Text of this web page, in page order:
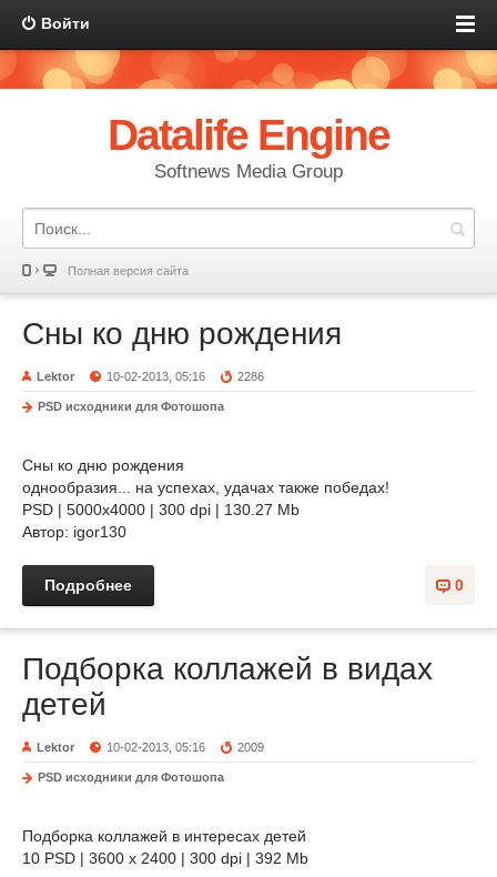
Войти
Datalife Engine
Softnews Media Group
Полная версия сайта
Сны ко дню рождения
Lektor 10-02-2013, 05:16 2286
PSD исходники для Фотошопа
Сны ко дню рождения
однообразия... на успехах, удачах также победах!
PSD | 5000x4000 | 300 dpi | 130.27 Mb
Автор: igor130
0
Подробнее
Подборка коллажей в видах
детей
Lektor 10-02-2013, 05:16 2009
PSD исходники для Фотошопа
Подборка коллажей в интересах детей
10 PSD | 3600 x 2400 | 300 dpi | 392 Mb